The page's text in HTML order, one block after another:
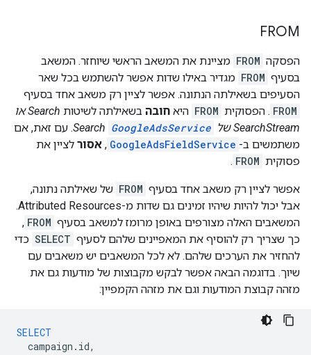
FROM
הפסקה FROM מציינת את המשאב הראשי שיוחזר. המשאב
בסעיף FROM מגדיר באילו שדות אפשר להשתמש בכל שאר
הסעיפים בשאילתה הנתונה. אפשר לציין רק משאב אחד בסעיף
FROM . הפסוקית FROM היא חובה בשאילתה לשיטות Search או
SearchStreamשל GoogleAdsService
. עם זאת, אם
משתמשים ב- GoogleAdsFieldService
, אסור לציין את
פסוקית FROM
.
אפשר לציין רק משאב אחד בסעיף FROM של שאילתה נתונה,
אבל יכול להיות שיהיו זמינים גם שדות מ-Attributed Resources.
המשאבים האלה מצורפים באופן מרומז למשאב בסעיף FROM
,
כך שצריך רק להוסיף את המאפיינים שלהם לסעיף SELECT כדי
להחזיר את הערכים שלהם. לא לכל המשאבים יש משאבים עם
שיוך. בדוגמה הבאה אפשר לבקש מקבוצות של מודעות גם את
מזהה קבוצת המודעות וגם את מזהה הקמפיין:
SELECT
campaign . id,